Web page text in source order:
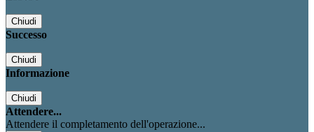
Chiudi
Successo
Chiudi
Informazione
Chiudi
Attendere...
Attendere il completamento dell'operazione...